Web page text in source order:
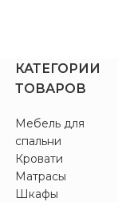
КАТЕГОРИИ
ТОВАРОВ
Мебель для
спальни
Кровати
Матрасы
Шкафы